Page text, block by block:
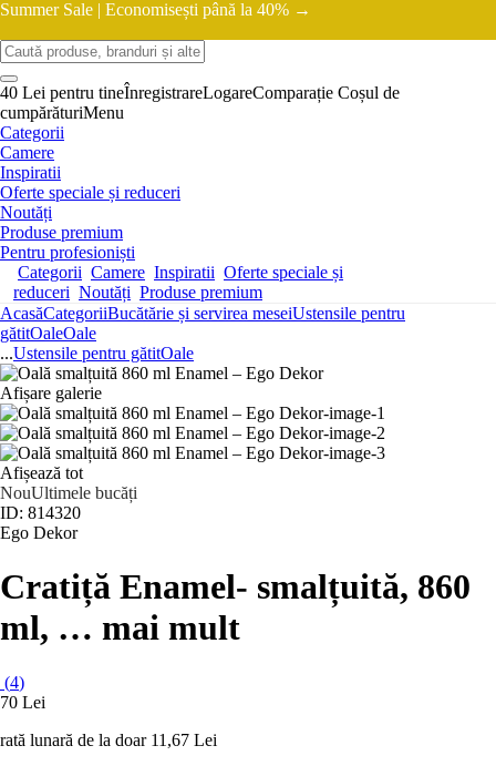
Summer Sale | Economisești până la 40% →
40 Lei pentru tineÎnregistrareLogareComparație Coșul de
cumpărăturiMenu
Categorii
Camere
Inspiratii
Oferte speciale și reduceri
Noutăți
Produse premium
Pentru profesioniști
Categorii Camere Inspiratii Oferte speciale și
reduceri Noutăți Produse premium
AcasăCategoriiBucătărie și servirea meseiUstensile pentru
gătitOaleOale
...Ustensile pentru gătitOale
Afișare galerie
Afișează tot
NouUltimele bucăți
ID: 814320
Ego Dekor
Cratiță Enamel- smalțuită, 860
ml, … mai mult
(4)
70 Lei
rată lunară de la doar 11,67 Lei